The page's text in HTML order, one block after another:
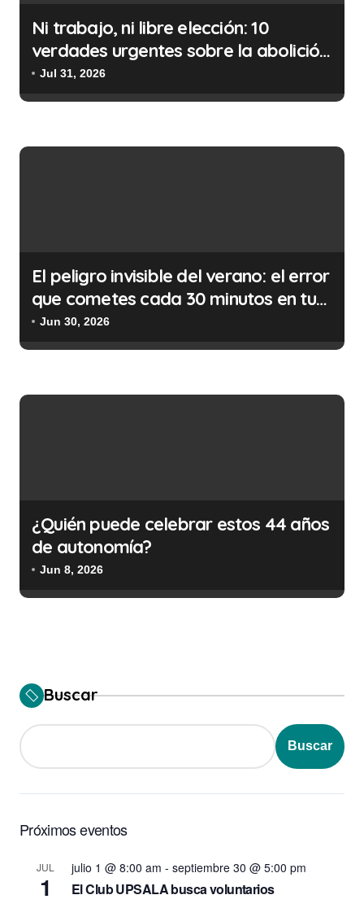
n
r
Ni trabajo, ni libre elección: 10
verdades urgentes sobre la abolición
de la prostitución
Jul 31, 2026
El peligro invisible del verano: el error
que cometes cada 30 minutos en tu
trabajo (y la ilegalidad que te puede
costar la vida)
Jun 30, 2026
¿Quién puede celebrar estos 44 años
de autonomía?
Jun 8, 2026
Buscar
Buscar
Próximos eventos
JUL
1
julio 1 @ 8:00 am - septiembre 30 @ 5:00 pm
El Club UPSALA busca voluntarios